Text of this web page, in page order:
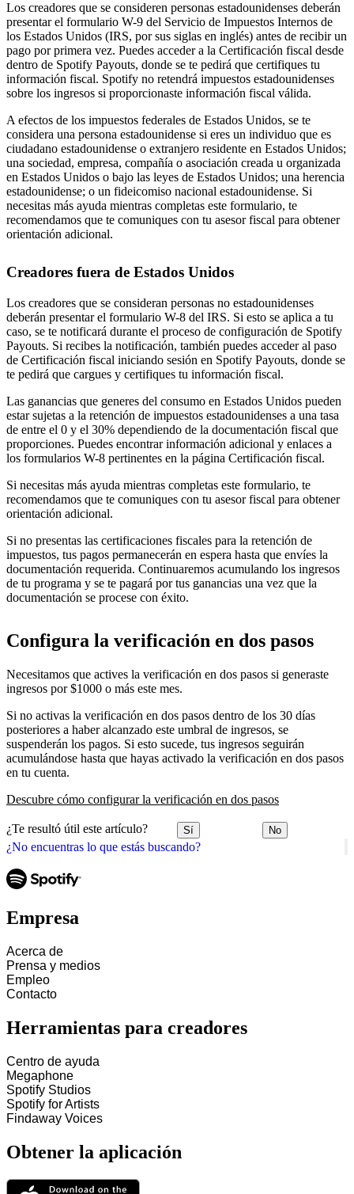
¿No encuentras lo que estás buscando?
Los creadores que se consideren personas estadounidenses deberán
presentar el formulario W-9 del Servicio de Impuestos Internos de
los Estados Unidos (IRS, por sus siglas en inglés) antes de recibir un
pago por primera vez. Puedes acceder a la Certificación fiscal desde
dentro de Spotify Payouts, donde se te pedirá que certifiques tu
información fiscal. Spotify no retendrá impuestos estadounidenses
sobre los ingresos si proporcionaste información fiscal válida.
A efectos de los impuestos federales de Estados Unidos, se te
considera una persona estadounidense si eres un individuo que es
ciudadano estadounidense o extranjero residente en Estados Unidos;
una sociedad, empresa, compañía o asociación creada u organizada
en Estados Unidos o bajo las leyes de Estados Unidos; una herencia
estadounidense; o un fideicomiso nacional estadounidense. Si
necesitas más ayuda mientras completas este formulario, te
recomendamos que te comuniques con tu asesor fiscal para obtener
orientación adicional.
Creadores fuera de Estados Unidos
Los creadores que se consideran personas no estadounidenses
deberán presentar el formulario W-8 del IRS. Si esto se aplica a tu
caso, se te notificará durante el proceso de configuración de Spotify
Payouts. Si recibes la notificación, también puedes acceder al paso
de Certificación fiscal iniciando sesión en Spotify Payouts, donde se
te pedirá que cargues y certifiques tu información fiscal.
Las ganancias que generes del consumo en Estados Unidos pueden
estar sujetas a la retención de impuestos estadounidenses a una tasa
de entre el 0 y el 30% dependiendo de la documentación fiscal que
proporciones. Puedes encontrar información adicional y enlaces a
los formularios W-8 pertinentes en la página Certificación fiscal.
Si necesitas más ayuda mientras completas este formulario, te
recomendamos que te comuniques con tu asesor fiscal para obtener
orientación adicional.
Si no presentas las certificaciones fiscales para la retención de
impuestos, tus pagos permanecerán en espera hasta que envíes la
documentación requerida. Continuaremos acumulando los ingresos
de tu programa y se te pagará por tus ganancias una vez que la
documentación se procese con éxito.
Configura la verificación en dos pasos
Necesitamos que actives la verificación en dos pasos si generaste
ingresos por $1000 o más este mes.
Si no activas la verificación en dos pasos dentro de los 30 días
posteriores a haber alcanzado este umbral de ingresos, se
suspenderán los pagos. Si esto sucede, tus ingresos seguirán
acumulándose hasta que hayas activado la verificación en dos pasos
en tu cuenta.
Descubre cómo configurar la verificación en dos pasos
¿Te resultó útil este artículo? Sí No
Empresa
Acerca de
Prensa y medios
Empleo
Contacto
Herramientas para creadores
Centro de ayuda
Megaphone
Spotify Studios
Spotify for Artists
Findaway Voices
Obtener la aplicación